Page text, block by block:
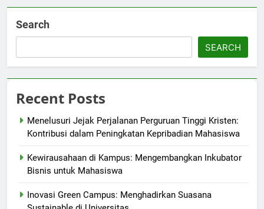
Search
SEARCH
Recent Posts
Menelusuri Jejak Perjalanan Perguruan Tinggi Kristen:
Kontribusi dalam Peningkatan Kepribadian Mahasiswa
Kewirausahaan di Kampus: Mengembangkan Inkubator
Bisnis untuk Mahasiswa
Inovasi Green Campus: Menghadirkan Suasana